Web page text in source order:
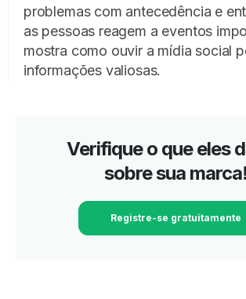
problemas com antecedência e
as pessoas reagem a eventos
mostra como ouvir a mídia social
informações valiosas.
Verifique o que eles
sobre sua marca!
Registre-se gratuitamente